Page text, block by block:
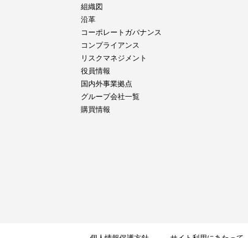
組織図
沿革
コーポレートガバナンス
コンプライアンス
リスクマネジメント
役員情報
国内外事業拠点
グループ会社一覧
購買情報